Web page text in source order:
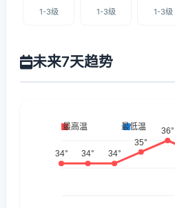
1-3级 1-3级 1-3级
未来7天趋势